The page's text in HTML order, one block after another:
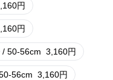
円
円
/ 50-56cm 3,160円
56cm 3,160円